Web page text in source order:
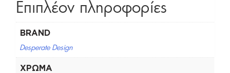
Επιπλέον πληροφορίες
BRAND
Desperate Design
ΧΡΏΜΑ